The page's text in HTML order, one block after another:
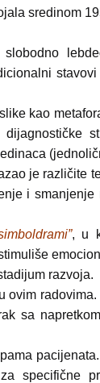
sredinom
kao
je različite
i smanjenje
, u
razvoja.
ovim
sa
specifične